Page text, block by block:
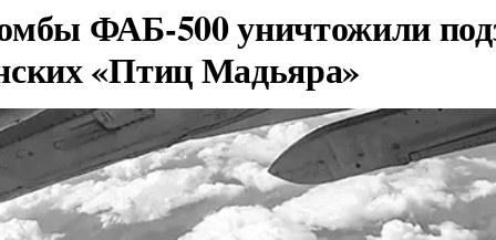
ФАБ-500 уничтожили
«Птиц Мадьяра»